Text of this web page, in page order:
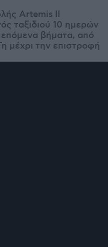
Artemis II
ταξιδιού 10 ημερών
βήματα, από
μέχρι την επιστροφή